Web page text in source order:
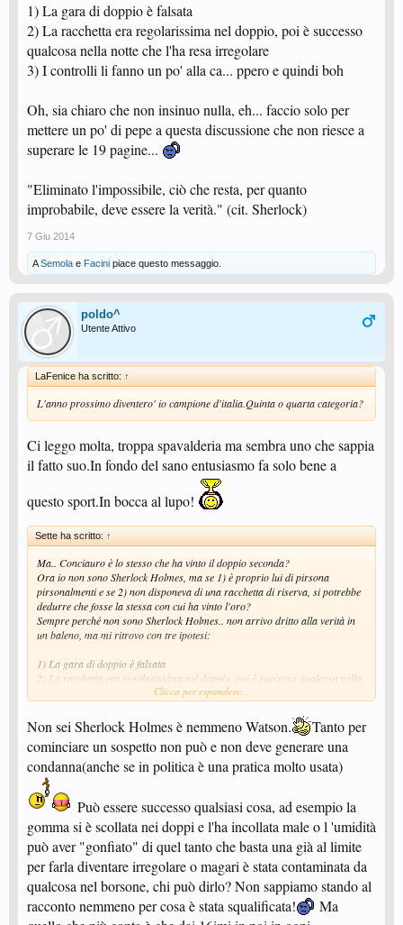
1) La gara di doppio è falsata
2) La racchetta era regolarissima nel doppio, poi è successo
qualcosa nella notte che l'ha resa irregolare
3) I controlli li fanno un po' alla ca... ppero e quindi boh
Oh, sia chiaro che non insinuo nulla, eh... faccio solo per
mettere un po' di pepe a questa discussione che non riesce a
superare le 19 pagine...
"Eliminato l'impossibile, ciò che resta, per quanto
improbabile, deve essere la verità." (cit. Sherlock)
7 Giu 2014
ASemola e Facini piace questo messaggio.
poldo^
Utente Attivo
LaFenice ha scritto: ↑
L'anno prossimo diventero' io campione d'italia.Quinta o quarta categoria?
Ci leggo molta, troppa spavalderia ma sembra uno che sappia
il fatto suo.In fondo del sano entusiasmo fa solo bene a
questo sport.In bocca al lupo!
Sette ha scritto: ↑
Ma.. Conciauro è lo stesso che ha vinto il doppio seconda?
Ora io non sono Sherlock Holmes, ma se 1) è proprio lui di pirsona
pirsonalmenti e se 2) non disponeva di una racchetta di riserva, si potrebbe
dedurre che fosse la stessa con cui ha vinto l'oro?
Sempre perché non sono Sherlock Holmes.. non arrivo dritto alla verità in
un baleno, ma mi ritrovo con tre ipotesi:
1) La gara di doppio è falsata
2) La racchetta era regolarissima nel doppio, poi è successo qualcosa nella
notte che l'ha resa irregolare
Oh, sia chiaro che non insinuo nulla, eh... faccio solo per mettere un po' di
pepe a questa discussione che non riesce a superare le 19 pagine...
Clicca per espandere...
Non sei Sherlock Holmes è nemmeno Watson.
Tanto per
cominciare un sospetto non può e non deve generare una
condanna(anche se in politica è una pratica molto usata)
Può essere successo qualsiasi cosa, ad esempio la
gomma si è scollata nei doppi e l'ha incollata male o l 'umidità
può aver "gonfiato" di quel tanto che basta una già al limite
per farla diventare irregolare o magari è stata contaminata da
qualcosa nel borsone, chi può dirlo? Non sappiamo stando al
racconto nemmeno per cosa è stata squalificata!
Ma